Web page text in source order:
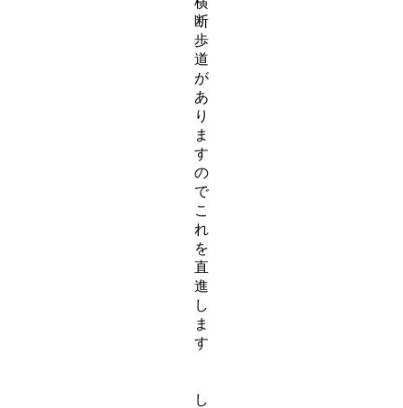
断
歩
道
が
あ
り
ま
す
の
で
こ
れ
を
直
進
し
ま
す
し